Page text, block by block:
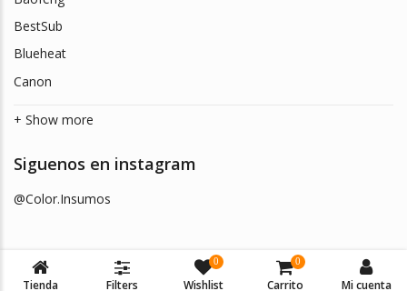
BestSub
Blueheat
Canon
+ Show more
Siguenos en instagram
@Color.Insumos
Tienda Filters
0
Wishlist
0
Carrito Mi cuenta